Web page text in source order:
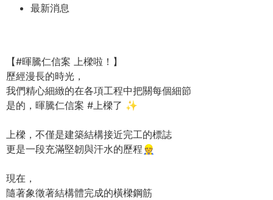
最新消息
【#暉騰仁信案 上樑啦！】
歷經漫長的時光，
我們精心細緻的在各項工程中把關每個細節
是的，暉騰仁信案 #上樑了 ✨
上樑，不僅是建築結構接近完工的標誌
更是一段充滿堅韌與汗水的歷程👷
現在，
隨著象徵著結構體完成的橫樑鋼筋